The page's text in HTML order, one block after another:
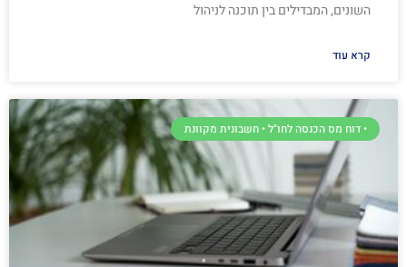
השונים, המבדילים בין תוכנה לניהול
קרא עוד
• דוח מס הכנסה לחו"ל • חשבונית מקוונת